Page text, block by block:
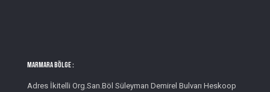
MARMARA BÖLGE :
Adres İkitelli Org.San.Böl Süleyman Demirel Bulvarı Heskoop